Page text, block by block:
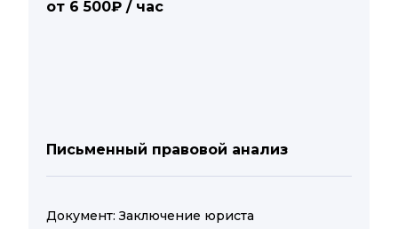
от 6 500₽ / час
Письменный правовой анализ
Документ: Заключение юриста